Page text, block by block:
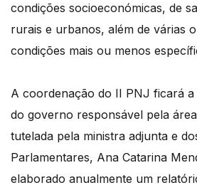
condições socioeconómicas, de
rurais e urbanos, além de várias
condições mais ou menos
A coordenação do II PNJ ficará
do governo responsável pela
tutelada pela ministra adjunta e
Parlamentares, Ana Catarina
elaborado anualmente um